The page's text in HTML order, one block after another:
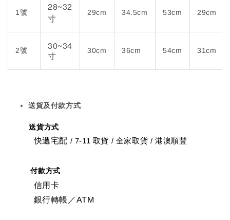
1號 28~32
寸
29cm 34.5cm 53cm 29cm
2號 30~34
寸
30cm 36cm 54cm 31cm
送貨及付款方式
送貨方式
快遞宅配 / 7-11 取貨 / 全家取貨 / 港澳順豐
付款方式
信用卡
銀行轉帳／ATM